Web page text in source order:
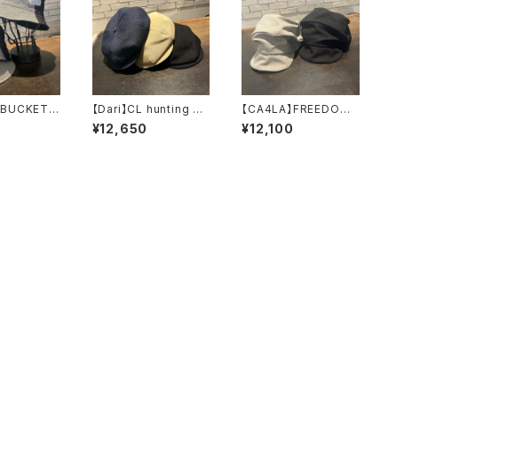
BUCKET
HALF /
/ STRIP
【Dari】CL hunting ca
s キャスケット
ハンチング ARI92
¥12,650
【CA4LA】FREEDOM
JOURNEY REPL 2
キャスケット
¥12,100